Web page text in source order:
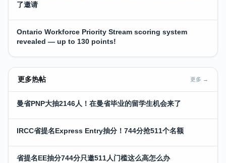
了邀请
Ontario Workforce Priority Stream scoring system
revealed — up to 130 points!
更多热帖 更多 →
曼省PNP大抽2146人！在曼省毕业的留学生机会来了
IRCC省提名Express Entry抽分！744分抢511个名额
省提名EE抽分744分只邀511人门槛这么高怎么办